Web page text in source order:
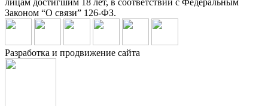
лицам достигшим 18 лет, в соответствии с Федеральным
Законом “О связи” 126-ФЗ.
Разработка и продвижение сайта